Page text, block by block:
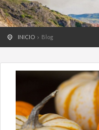
INICIO Blog